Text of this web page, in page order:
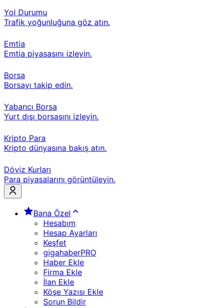
Yol Durumu
Trafik yoğunluğuna göz atın.
Emtia
Emtia piyasasını izleyin.
Borsa
Borsayı takip edin.
Yabancı Borsa
Yurt dışı borsasını izleyin.
Kripto Para
Kripto dünyasına bakış atın.
Döviz Kurları
Para piyasalarını görüntüleyin.
Bana Özel
Hesabım
Hesap Ayarları
Keşfet
gigahaberPRO
Haber Ekle
Firma Ekle
İlan Ekle
Köşe Yazısı Ekle
Sorun Bildir